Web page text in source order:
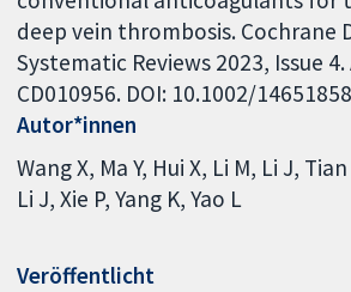
deep vein thrombosis. Cochrane
Systematic Reviews 2023, Issue
CD010956. DOI: 10.1002/
Autor*innen
Wang X Ma Y Hui X Li M Li J Tian
Li J Xie P Yang K Yao L
Veröffentlicht